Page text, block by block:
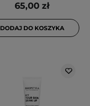
65,00 zł
DODAJ DO KOSZYKA